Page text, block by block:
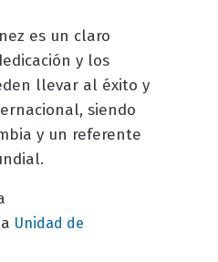
es un claro
y los
llevar al éxito y
siendo
y un referente
Unidad de